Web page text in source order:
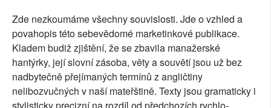
Zde nezkoumáme všechny souvislosti. Jde o vzhled a
povahopis této sebevědomé marketinkové publikace.
Kladem budiž zjištění, že se zbavila manažerské
hantýrky, její slovní zásoba, věty a souvětí jsou už bez
nadbytečně přejímaných termínů z angličtiny
nelibozvučných v naší mateřštině. Texty jsou gramaticky i